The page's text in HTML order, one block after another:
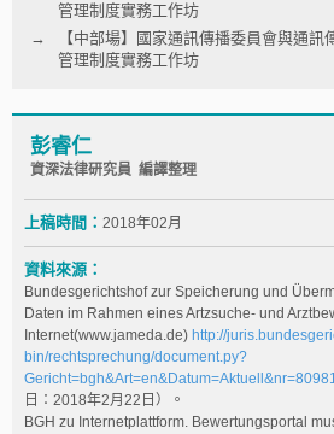
管理制度實務工作坊
【中部場】國家通訊傳播委員會與通
管理制度實務工作坊
彭睿仁
資深法律研究員 編譯整理
上稿時間： 2018年02月
資料來源：
Bundesgerichtshof zur Speicherung und
Daten im Rahmen eines Artzsuche- und
Internet(www.jameda.de) http://
bin/rechtsprechung/document.py?
日：2018年2月22日）。
BGH zu Internetplattform. Bewertungsportal